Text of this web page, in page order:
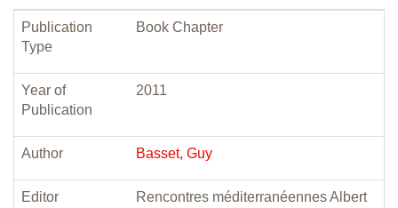
Publication
Type
Book Chapter
Year of
Publication
2011
Author Basset, Guy
Editor
Rencontres méditerranéennes Albert